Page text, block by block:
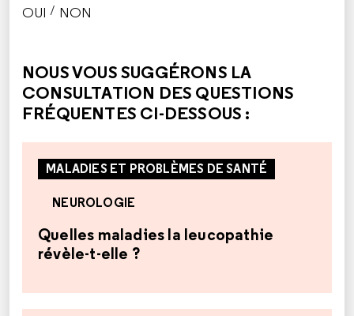
OUI / NON
NOUS VOUS SUGGÉRONS LA
CONSULTATION DES QUESTIONS
FRÉQUENTES CI-DESSOUS :
MALADIES ET PROBLÈMES DE SANTÉ
NEUROLOGIE
Quelles maladies la leucopathie
révèle-t-elle ?